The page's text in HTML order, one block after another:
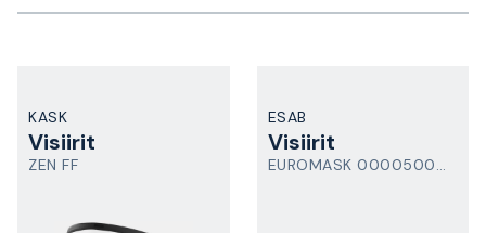
KASK
Visiirit
ZEN FF
ESAB
Visiirit
EUROMASK 0000500512